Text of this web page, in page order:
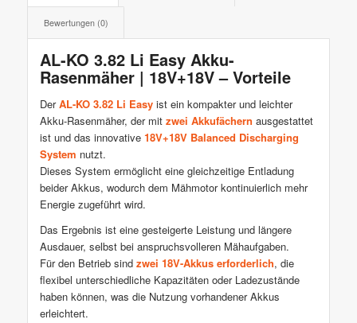
Bewertungen (0)
AL-KO 3.82 Li Easy Akku-
Rasenmäher | 18V+18V – Vorteile
DerAL-KO 3.82 Li Easyist ein kompakter und leichter
Akku-Rasenmäher, der mit zwei Akkufächern ausgestattet
ist und das innovative 18V+18V Balanced Discharging
System nutzt.
Dieses System ermöglicht eine gleichzeitige Entladung
beider Akkus, wodurch dem Mähmotor kontinuierlich mehr
Energie zugeführt wird.
Das Ergebnis ist eine gesteigerte Leistung und längere
Ausdauer, selbst bei anspruchsvolleren Mähaufgaben.
Für den Betrieb sind zwei 18V-Akkus erforderlich, die
flexibel unterschiedliche Kapazitäten oder Ladezustände
haben können, was die Nutzung vorhandener Akkus
erleichtert.